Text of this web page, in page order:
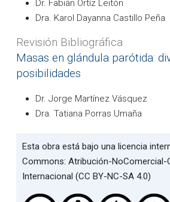
Dr. Fabián Ortíz Leitón
Dra. Karol Dayanna Castillo Peña
Revisión Bibliográfica
Masas en glándula parótida:
posibilidades
Dr. Jorge Martínez Vásquez
Dra. Tatiana Porras Umaña
Esta obra está bajo una licencia
Commons: Atribución-NoComercial-
Internacional (CC BY-NC-SA 4.0)